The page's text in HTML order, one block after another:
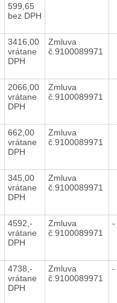
599,65
bez DPH
3416,00
vrátane
DPH
Zmluva
č.9100089971
2066,00
vrátane
DPH
Zmluva
č.9100089971
662,00
vrátane
DPH
Zmluva
č.9100089971
345,00
vrátane
DPH
Zmluva
č.9100089971
4592,-
vrátane
DPH
Zmluva
č.9100089971
-
4738,-
vrátane
DPH
Zmluva
č.9100089971
-